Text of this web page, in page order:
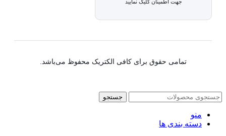
جهت اطمینان کلیک نمایید
تمامی حقوق برای کافی الکتریک محفوظ می‌باشد.
جستجو
منو
دسته بندی ها